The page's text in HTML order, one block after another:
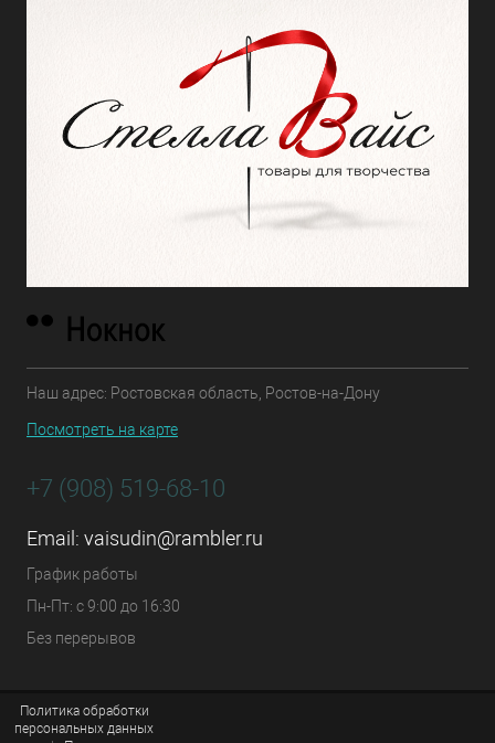
Наш адрес: Ростовская область, Ростов-на-Дону
Посмотреть на карте
+7 (908) 519-68-10
Email: vaisudin@rambler.ru
График работы
Пн-Пт: с 9:00 до 16:30
Без перерывов
Политика обработки
персональных данных